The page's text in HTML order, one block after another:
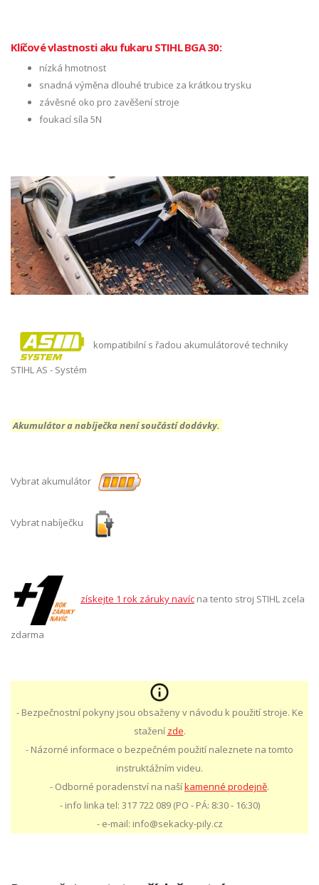
Klíčové vlastnosti aku fukaru STIHL BGA 30:
nízká hmotnost
snadná výměna dlouhé trubice za krátkou trysku
závěsné oko pro zavěšení stroje
foukací síla 5N
kompatibilní s řadou akumulátorové techniky
STIHL AS - Systém
Akumulátor a nabíječka není součástí dodávky.
Vybrat akumulátor
Vybrat nabíječku
získejte 1 rok záruky navíc na tento stroj STIHL zcela
zdarma
- Bezpečnostní pokyny jsou obsaženy v návodu k použití stroje. Ke
stažení zde.
- Názorné informace o bezpečném použití naleznete na tomto
instruktážním videu.
- Odborné poradenství na našíkamenné prodejně.
- info linka tel: 317 722 089 (PO - PÁ: 8:30 - 16:30)
- e-mail: info@sekacky-pily.cz